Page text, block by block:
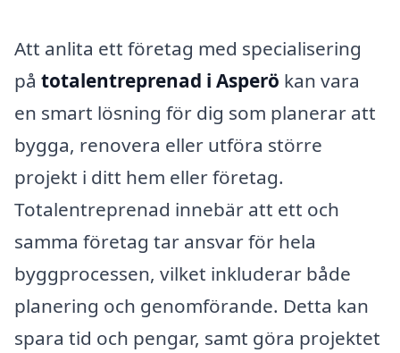
Att anlita ett företag med specialisering
på totalentreprenad i Asperö kan vara
en smart lösning för dig som planerar att
bygga, renovera eller utföra större
projekt i ditt hem eller företag.
Totalentreprenad innebär att ett och
samma företag tar ansvar för hela
byggprocessen, vilket inkluderar både
planering och genomförande. Detta kan
spara tid och pengar, samt göra projektet